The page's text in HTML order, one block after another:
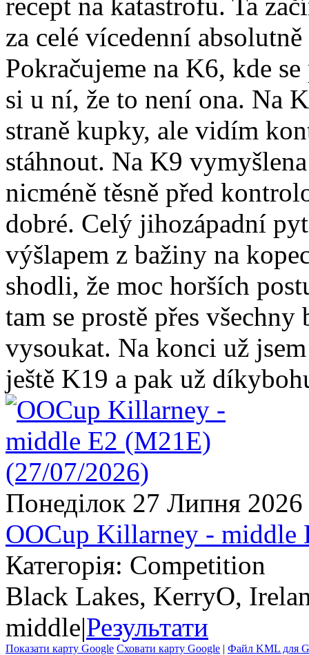
za celé vícedenní
Pokračujeme na K6, kde
si u ní, že to není ona. Na
straně kupky, ale vidím
stáhnout. Na K9
nicméně těsně před
dobré. Celý jihozápadní
výšlapem z bažiny na
shodli, že moc horších
tam se prostě přes
vysoukat. Na konci už
ještě K19 a pak už
Понеділок 27 Липня 2026
OOCup Killarney - middle
Категорія: Competition
Black Lakes, KerryO,
middle|Результати
Показати карту Google Сховати карту Google | Файл KML для